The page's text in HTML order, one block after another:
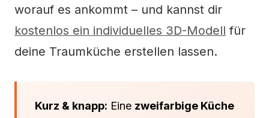
worauf es ankommt – und kannst dir
kostenlos ein individuelles 3D-Modell für
deine Traumküche erstellen lassen.
Kurz & knapp: Eine zweifarbige Küche